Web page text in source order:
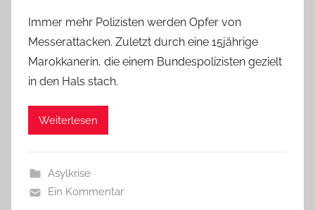
Immer mehr Polizisten werden Opfer von
Messerattacken. Zuletzt durch eine 15jährige
Marokkanerin, die einem Bundespolizisten gezielt
in den Hals stach.
Weiterlesen
Asylkrise
Ein Kommentar